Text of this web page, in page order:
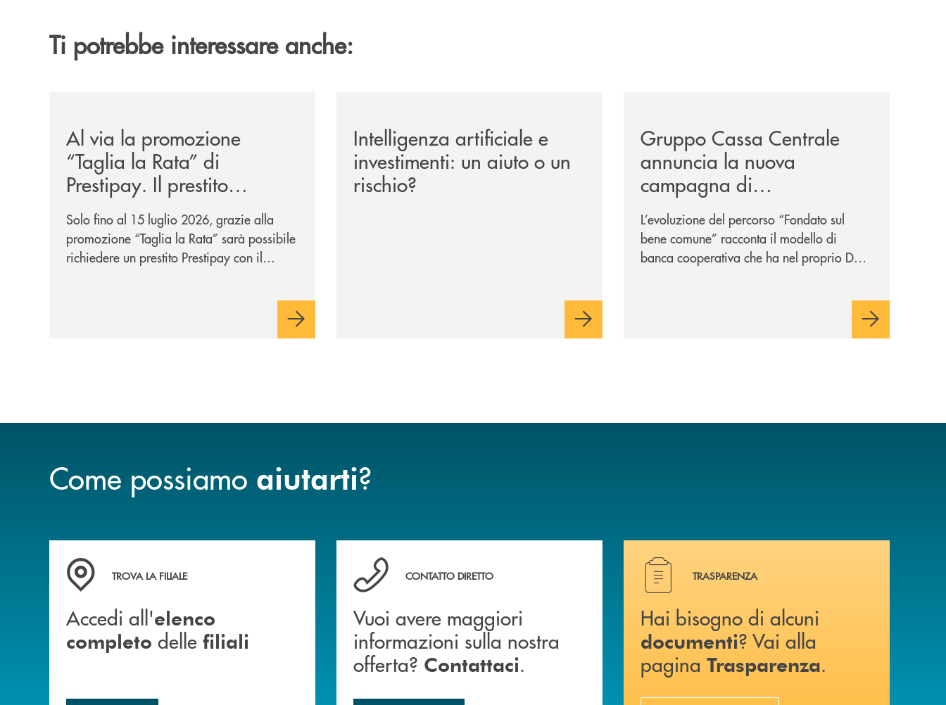
Ti potrebbe interessare anche:
Al via la promozione
“Taglia la Rata” di
Prestipay. Il prestito
personale che si fa in due
per te!
Solo fino al 15 luglio 2026, grazie alla
promozione “Taglia la Rata” sarà possibile
richiedere un prestito Prestipay con il
Intelligenza artificiale e
investimenti: un aiuto o un
rischio?
Gruppo Cassa Centrale
annuncia la nuova
campagna di
comunicazione
nazionale: “Oggi si dice
ESG. Per noi è fare la cosa
L’evoluzione del percorso “Fondato sul
bene comune” racconta il modello di
banca cooperativa che ha nel proprio DNA
Come possiamo aiutarti?
Accedi all' elenco completo delle filiali
TROVA LA FILIALE
Accedi all'elenco
completo delle filiali
Vuoi avere maggiori informazioni sulla nostra offerta? Contattaci .
CONTATTO DIRETTO
Vuoi avere maggiori
informazioni sulla nostra
offerta? Contattaci.
Hai bisogno di alcuni documenti ? Vai alla pagina
TRASPARENZA
Hai bisogno di alcuni
documenti? Vai alla
pagina Trasparenza.